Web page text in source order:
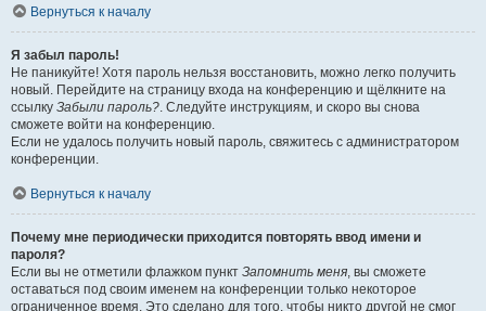
Вернуться к началу
Я забыл пароль!
Не паникуйте! Хотя пароль нельзя восстановить, можно легко получить
новый. Перейдите на страницу входа на конференцию и щёлкните на
ссылку Забыли пароль?. Следуйте инструкциям, и скоро вы снова
сможете войти на конференцию.
Если не удалось получить новый пароль, свяжитесь с администратором
конференции.
Вернуться к началу
Почему мне периодически приходится повторять ввод имени и
пароля?
Если вы не отметили флажком пункт Запомнить меня, вы сможете
оставаться под своим именем на конференции только некоторое
ограниченное время. Это сделано для того, чтобы никто другой не смог